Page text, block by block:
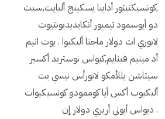
,كونسيكتيتور أدايبا يسكينج أليايت,سيت
دو أيوسمود تيمبور أنكايديديونتيوت
لابوري ات دولار ماجنا أليكيوا . يوت انيم
أد مينيم فينايم,كيواس نوستريد أكسير
سيتاشن يللأمكو لابورأس نيسي يت
أليكيوب أكس أيا كوممودو كونسيكيوات
. ديواس أيوتي أريري دولار إن